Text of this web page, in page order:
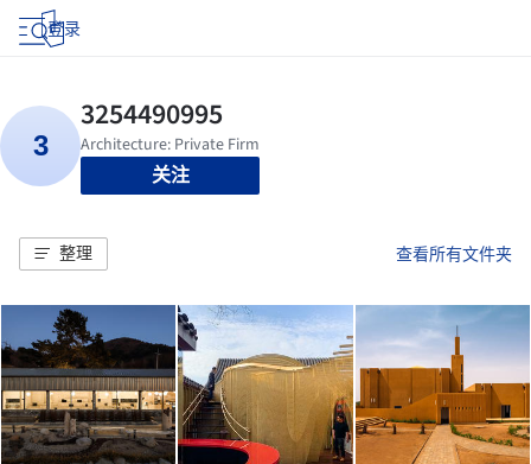
登录
关注
整理 查看所有文件夹